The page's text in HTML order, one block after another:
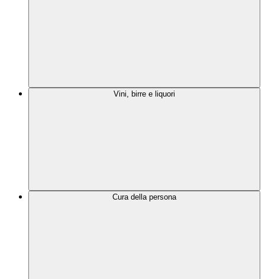
Vini, birre e liquori
Cura della persona